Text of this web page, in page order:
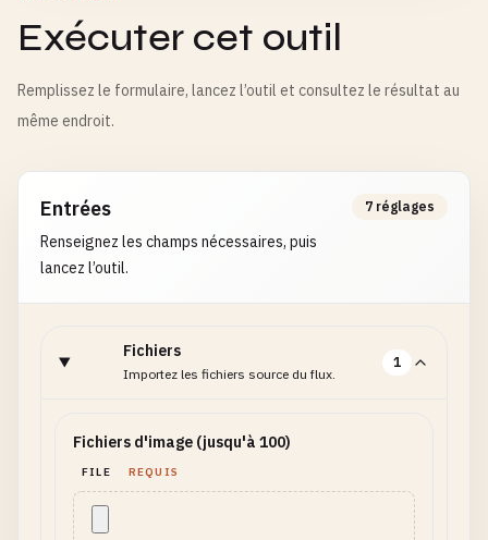
Exécuter cet outil
Remplissez le formulaire, lancez l’outil et consultez le résultat au
même endroit.
Entrées
Renseignez les champs nécessaires, puis
lancez l’outil.
7 réglages
Fichiers
Importez les fichiers source du flux.
1
Fichiers d'image (jusqu'à 100)
FILE REQUIS